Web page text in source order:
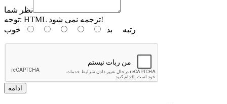
نظر شما
توجه:
HTML ترجمه نمی شود!
رتبه بد خوب
ادامه